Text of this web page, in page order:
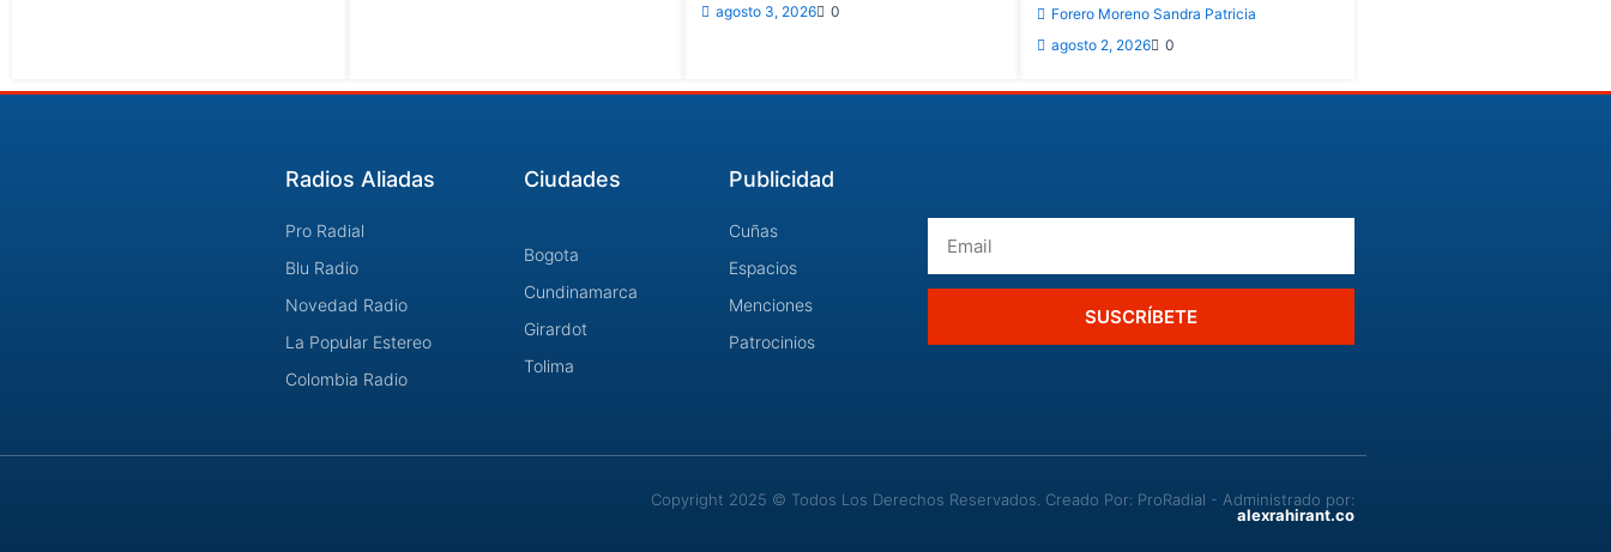
agosto 3, 2026
0
Forero Moreno Sandra Patricia
agosto 2, 2026
0
Radios Aliadas
Pro Radial
Blu Radio
Novedad Radio
La Popular Estereo
Colombia Radio
Ciudades
Bogota
Cundinamarca
Girardot
Tolima
Publicidad
Cuñas
Espacios
Menciones
Patrocinios
SUSCRÍBETE
Copyright 2025 © Todos Los Derechos Reservados. Creado Por: ProRadial - Administrado por:
alexrahirant.co